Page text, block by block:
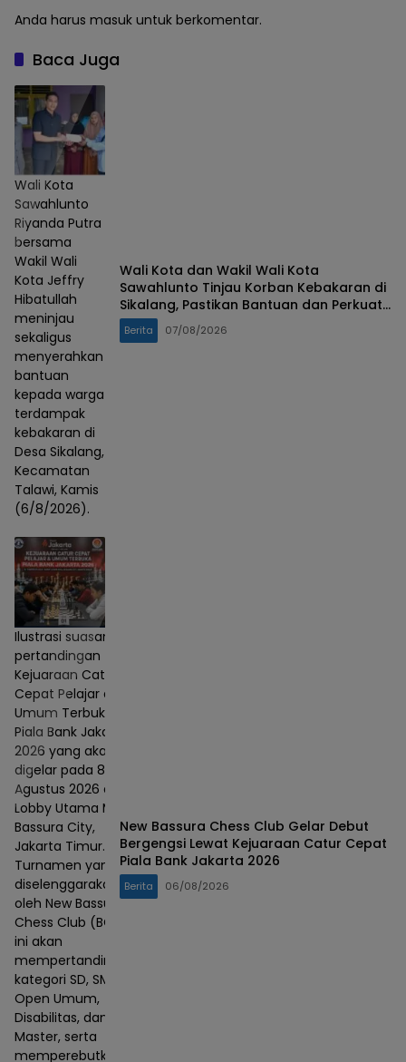
Anda harus masuk untuk berkomentar.
Baca Juga
Wali Kota
Sawahlunto
Riyanda Putra
bersama
Wakil Wali
Kota Jeffry
Hibatullah
meninjau
sekaligus
menyerahkan
bantuan
kepada warga
terdampak
kebakaran di
Desa Sikalang,
Kecamatan
Talawi, Kamis
(6/8/2026).
Wali Kota dan Wakil Wali Kota
Sawahlunto Tinjau Korban Kebakaran di
Sikalang, Pastikan Bantuan dan Perkuat
Mitigasi Bencana
Berita 07/08/2026
Ilustrasi suasana
pertandingan
Kejuaraan Catur
Cepat Pelajar dan
Umum Terbuka
Piala Bank Jakarta
2026 yang akan
digelar pada 8–9
Agustus 2026 di
Lobby Utama Mall
Bassura City,
Jakarta Timur.
Turnamen yang
diselenggarakan
oleh New Bassura
Chess Club (BCC)
ini akan
mempertandingkan
kategori SD, SMP,
Open Umum,
Disabilitas, dan
Master, serta
memperebutkan
New Bassura Chess Club Gelar Debut
Bergengsi Lewat Kejuaraan Catur Cepat
Piala Bank Jakarta 2026
Berita 06/08/2026